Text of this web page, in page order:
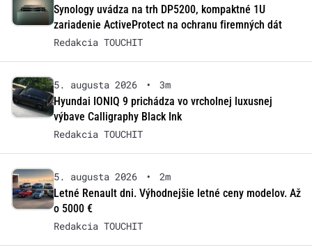
Synology uvádza na trh DP5200, kompaktné 1U
zariadenie ActiveProtect na ochranu firemných dát
Redakcia TOUCHIT
5. augusta 2026 •
3m
Hyundai IONIQ 9 prichádza vo vrcholnej luxusnej
výbave Calligraphy Black Ink
Redakcia TOUCHIT
5. augusta 2026 •
2m
Letné Renault dni. Výhodnejšie letné ceny modelov. Až
o 5000 €
Redakcia TOUCHIT